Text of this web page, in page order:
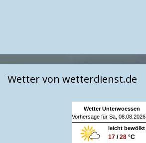
Wetter von wetterdienst.de
Wetter Unterwoessen
Vorhersage für Sa, 08.08.2026
leicht bewölkt
17 /28 °C